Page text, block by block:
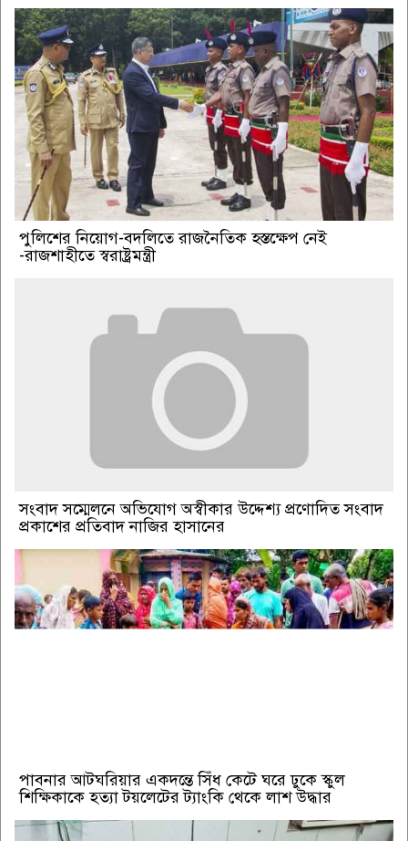
পুলিশের নিয়োগ-বদলিতে রাজনৈতিক হস্তক্ষেপ নেই
-রাজশাহীতে স্বরাষ্ট্রমন্ত্রী
সংবাদ সম্মেলনে অভিযোগ অস্বীকার উদ্দেশ্য প্রণোদিত সংবাদ
প্রকাশের প্রতিবাদ নাজির হাসানের
পাবনার আটঘরিয়ার একদন্তে সিঁধ কেটে ঘরে ঢুকে স্কুল
শিক্ষিকাকে হত্যা টয়লেটের ট্যাংকি থেকে লাশ উদ্ধার